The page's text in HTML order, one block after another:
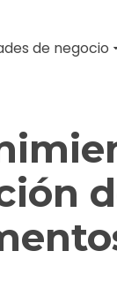
de negocio